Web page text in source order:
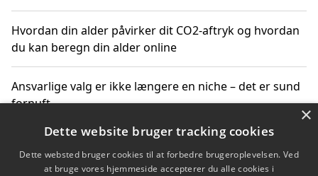
Hvordan din alder påvirker dit CO2-aftryk og hvordan
du kan beregn din alder online
Ansvarlige valg er ikke længere en niche – det er sund
fornuft
Sådan kan du handle bæredygtigt og bestil med
faktura
×
Dette website bruger tracking cookies
Dette websted bruger cookies til at forbedre brugeroplevelsen. Ved
at bruge vores hjemmeside accepterer du alle cookies i